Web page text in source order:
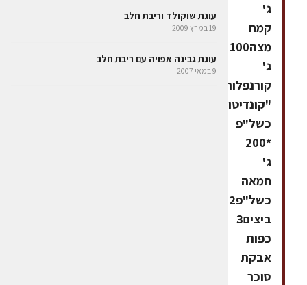
ג'
קמח
מצה100
ג'
קורנפלור
"קונדיטור-גלעם"
כשל"פ
*200
ג'
חמאה
כשל"פ2
ביצים3
כפות
אבקת
סוכר
עוגת שוקולד וריבת חלב
19 במרץ 2009
עוגת גבינה אפויה עם ריבת חלב
9 במאי 2007